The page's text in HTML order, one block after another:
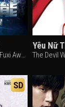
Artificial Intelligence: Fuxi Awakens (2016)
Yêu Nữ
The Devil
SD